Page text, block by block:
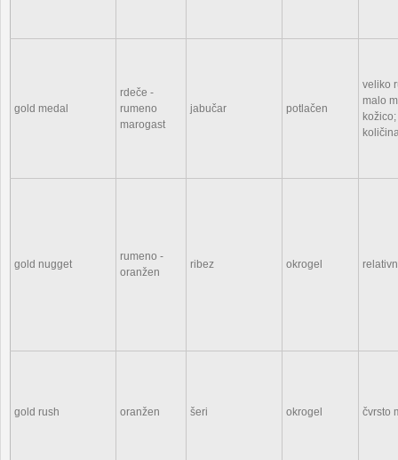
gold medal
rdeče -
rumeno
marogast
jabučar potlačen
veliko
malo
gold nugget
rumeno -
oranžen
ribez okrogel
gold rush oranžen šeri okrogel čvrsto